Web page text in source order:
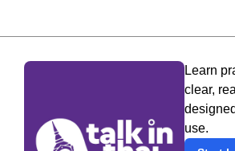
Learn
clear,
use.